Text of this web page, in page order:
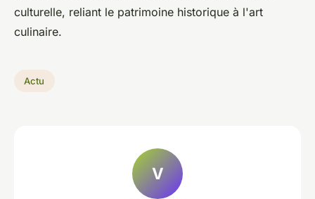
culturelle, reliant le patrimoine historique à l'art
culinaire.
Actu
V